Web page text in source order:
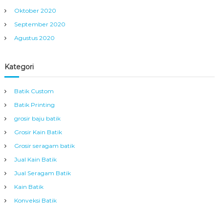
Oktober 2020
September 2020
Agustus 2020
Kategori
Batik Custom
Batik Printing
grosir baju batik
Grosir Kain Batik
Grosir seragam batik
Jual Kain Batik
Jual Seragam Batik
Kain Batik
Konveksi Batik